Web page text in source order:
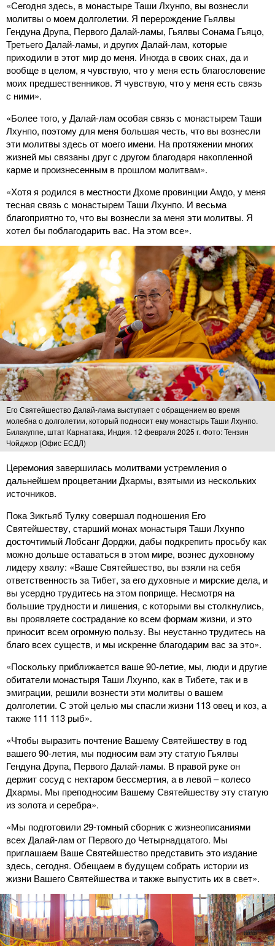
«Сегодня здесь, в монастыре Таши Лхунпо, вы вознесли
молитвы о моем долголетии. Я перерождение Гьялвы
Гендуна Друпа, Первого Далай-ламы, Гьялвы Сонама Гьяцо,
Третьего Далай-ламы, и других Далай-лам, которые
приходили в этот мир до меня. Иногда в своих снах, да и
вообще в целом, я чувствую, что у меня есть благословение
моих предшественников. Я чувствую, что у меня есть связь
с ними».
«Более того, у Далай-лам особая связь с монастырем Таши
Лхунпо, поэтому для меня большая честь, что вы вознесли
эти молитвы здесь от моего имени. На протяжении многих
жизней мы связаны друг с другом благодаря накопленной
карме и произнесенным в прошлом молитвам».
«Хотя я родился в местности Дхоме провинции Амдо, у меня
тесная связь с монастырем Таши Лхунпо. И весьма
благоприятно то, что вы вознесли за меня эти молитвы. Я
хотел бы поблагодарить вас. На этом все».
Его Святейшество Далай-лама выступает с обращением во время
молебна о долголетии, который подносит ему монастырь Таши Лхунпо.
Билакуппе, штат Карнатака, Индия. 12 февраля 2025 г. Фото: Тензин
Чойджор (Офис ЕСДЛ)
Церемония завершилась молитвами устремления о
дальнейшем процветании Дхармы, взятыми из нескольких
источников.
Пока Зикгьяб Тулку совершал подношения Его
Святейшеству, старший монах монастыря Таши Лхунпо
досточтимый Лобсанг Дорджи, дабы подкрепить просьбу как
можно дольше оставаться в этом мире, вознес духовному
лидеру хвалу: «Ваше Святейшество, вы взяли на себя
ответственность за Тибет, за его духовные и мирские дела, и
вы усердно трудитесь на этом поприще. Несмотря на
большие трудности и лишения, с которыми вы столкнулись,
вы проявляете сострадание ко всем формам жизни, и это
приносит всем огромную пользу. Вы неустанно трудитесь на
благо всех существ, и мы искренне благодарим вас за это».
«Поскольку приближается ваше 90-летие, мы, люди и другие
обитатели монастыря Таши Лхунпо, как в Тибете, так и в
эмиграции, решили вознести эти молитвы о вашем
долголетии. С этой целью мы спасли жизни 113 овец и коз, а
также 111 113 рыб».
«Чтобы выразить почтение Вашему Святейшеству в год
вашего 90-летия, мы подносим вам эту статую Гьялвы
Гендуна Друпа, Первого Далай-ламы. В правой руке он
держит сосуд с нектаром бессмертия, а в левой – колесо
Дхармы. Мы преподносим Вашему Святейшеству эту статую
из золота и серебра».
«Мы подготовили 29-томный сборник с жизнеописаниями
всех Далай-лам от Первого до Четырнадцатого. Мы
приглашаем Ваше Святейшество представить это издание
здесь, сегодня. Обещаем в будущем собрать истории из
жизни Вашего Святейшества и также выпустить их в свет».